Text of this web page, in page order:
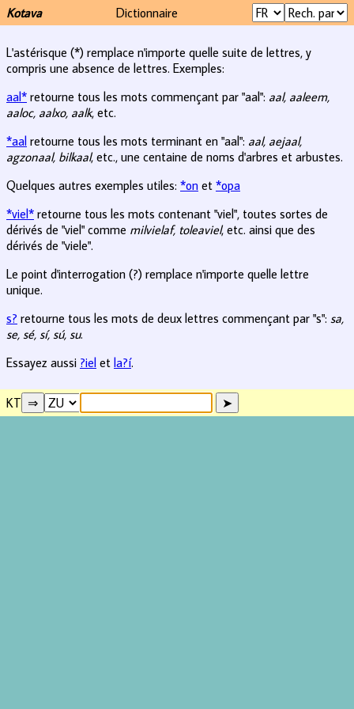
Kotava Dictionnaire
L'astérisque (*) remplace n'importe quelle suite de lettres, y
compris une absence de lettres. Exemples:
aal* retourne tous les mots commençant par "aal": aal, aaleem,
aaloc, aalxo, aalk, etc.
*aal retourne tous les mots terminant en "aal": aal, aejaal,
agzonaal, bilkaal, etc., une centaine de noms d'arbres et arbustes.
Quelques autres exemples utiles: *on et *opa
*viel* retourne tous les mots contenant "viel", toutes sortes de
dérivés de "viel" comme milvielaf, toleaviel, etc. ainsi que des
dérivés de "viele".
Le point d'interrogation (?) remplace n'importe quelle lettre
unique.
s? retourne tous les mots de deux lettres commençant par "s": sa,
se, sé, sí, sú, su.
Essayez aussi ?iel et la?í.
KT